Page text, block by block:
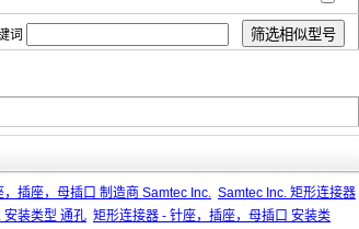
词
插座，母插口 制造商 Samtec Inc. Samtec Inc. 矩形连接器
安装类型 通孔 矩形连接器 - 针座，插座，母插口 安装类